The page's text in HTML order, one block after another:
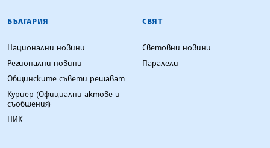
БЪЛГАРСКА ТЕЛЕГРАФНА АГЕНЦИЯ
БЪЛГАРИЯ
Национални новини
Регионални новини
Общинските съвети решават
Куриер (Официални актове и
съобщения)
ЦИК
СВЯТ
Световни новини
Паралели